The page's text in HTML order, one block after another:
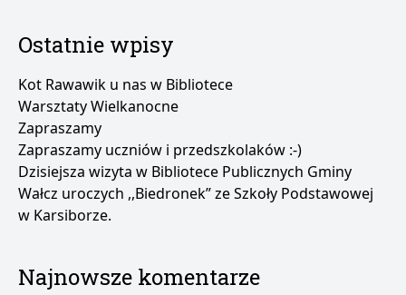
Ostatnie wpisy
Kot Rawawik u nas w Bibliotece
Warsztaty Wielkanocne
Zapraszamy
Zapraszamy uczniów i przedszkolaków :-)
Dzisiejsza wizyta w Bibliotece Publicznych Gminy
Wałcz uroczych ,,Biedronek” ze Szkoły Podstawowej
w Karsiborze.
Najnowsze komentarze